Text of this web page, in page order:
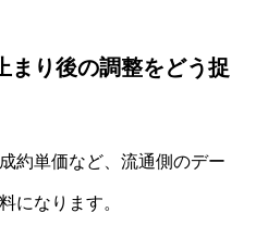
まり後の調整をどう捉
約単価など、流通側のデー
になります。